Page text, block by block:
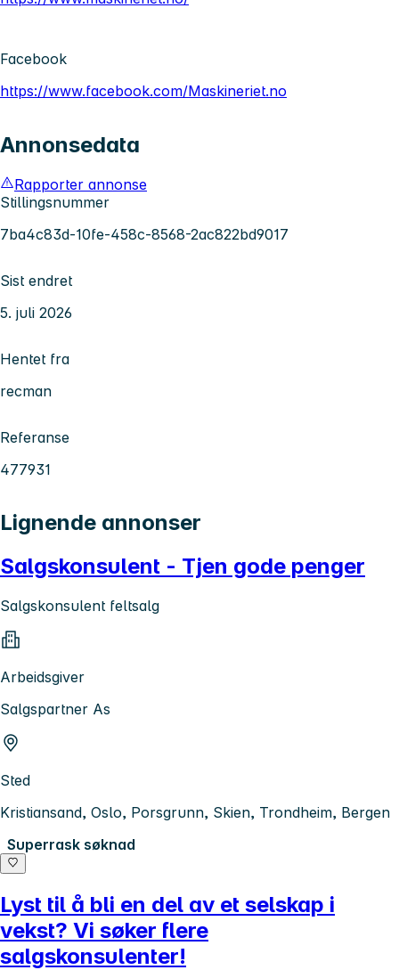
Facebook
https://www.facebook.com/Maskineriet.no
Annonsedata
Rapporter annonse
Stillingsnummer
7ba4c83d-10fe-458c-8568-2ac822bd9017
Sist endret
5. juli 2026
Hentet fra
recman
Referanse
477931
Lignende annonser
Salgskonsulent - Tjen gode penger
Salgskonsulent feltsalg
Arbeidsgiver
Salgspartner As
Sted
Kristiansand, Oslo, Porsgrunn, Skien, Trondheim, Bergen
Superrask søknad
Lyst til å bli en del av et selskap i
vekst? Vi søker flere
salgskonsulenter!